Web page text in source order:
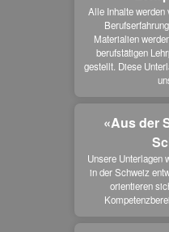
Alle Inhalte werden
Materialien
berufstätigen
gestellt. Diese
«Aus der
Unsere Unterlagen
in der Schweiz
orientieren